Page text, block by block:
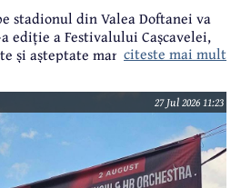
stadionul din Valea Doftanei va
ediție a Festivalului Cașcavelei,
și așteptate manifestări de acest
citeste mai mult
27 Jul 2026 11:23